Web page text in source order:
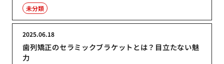
未分類
歯列矯正のセラミックブラケットとは？目立たない魅
力
2025.06.18